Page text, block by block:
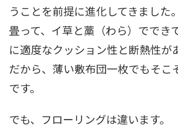
うことを前提に進化してきました。
畳って、イ草と藁（わら）ででき
に適度なクッション性と断熱性が
だから、薄い敷布団一枚でもそこ
です。
でも、フローリングは違います。